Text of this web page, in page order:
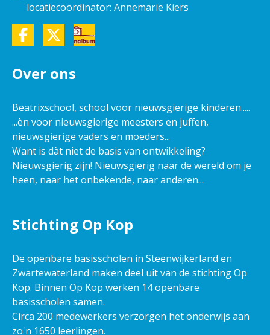
locatiecoördinator: Annemarie Kiers
Over ons
Beatrixschool, school voor nieuwsgierige kinderen.....
...èn voor nieuwsgierige meesters en juffen,
nieuwsgierige vaders en moeders...
Want is dàt niet de basis van ontwikkeling?
Nieuwsgierig zijn! Nieuwsgierig naar de wereld om je
heen, naar het onbekende, naar anderen...
Stichting Op Kop
De openbare basisscholen in Steenwijkerland en
Zwartewaterland maken deel uit van de stichting Op
Kop. Binnen Op Kop werken 14 openbare
basisscholen samen.
Circa 200 medewerkers verzorgen het onderwijs aan
zo'n 1650 leerlingen.